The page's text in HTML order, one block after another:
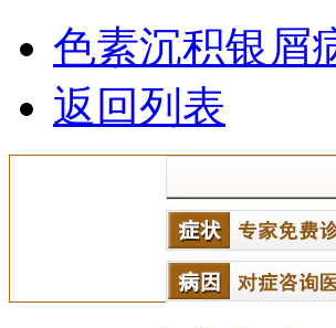
色素沉积银屑
返回列表